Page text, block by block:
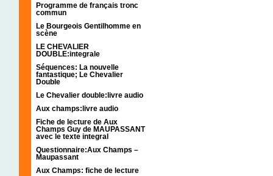
Programme de français tronc
commun
Le Bourgeois Gentilhomme en
scène
LE CHEVALIER
DOUBLE:integrale
Séquences: La nouvelle
fantastique; Le Chevalier
Double
Le Chevalier double:livre audio
Aux champs:livre audio
Fiche de lecture de Aux
Champs Guy de MAUPASSANT
avec le texte integral
Questionnaire:Aux Champs –
Maupassant
Aux Champs: fiche de lecture